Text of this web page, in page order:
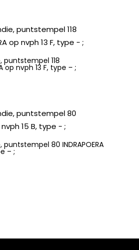
puntstempel 118
op nvph 13 F, type – ;
80 INDRAPOERA
– ;